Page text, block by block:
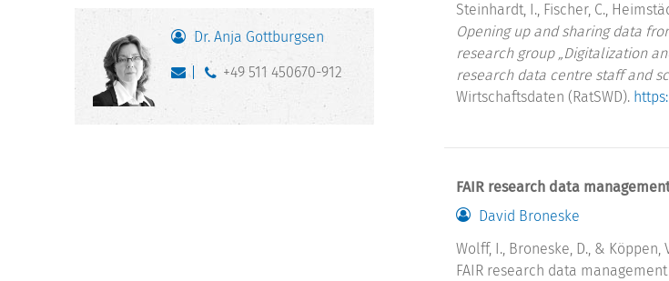
Steinhardt, I., Fischer, C.,
Opening up and sharing data
research group „Digitalization
research data centre staff and
Wirtschaftsdaten (RatSWD).
FAIR research data
David Broneske
Wolff, I., Broneske, D., & Köppen,
FAIR research data
Dr. Anja Gottburgsen
+49 511 450670-912